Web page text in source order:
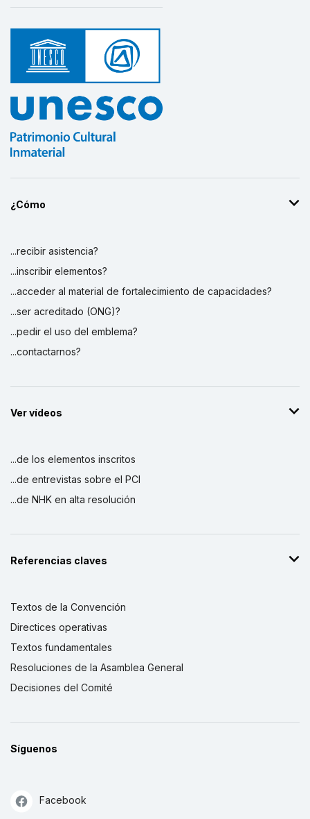
¿Cómo
...recibir asistencia?
...inscribir elementos?
...acceder al material de fortalecimiento de capacidades?
...ser acreditado (ONG)?
...pedir el uso del emblema?
...contactarnos?
Ver vídeos
...de los elementos inscritos
...de entrevistas sobre el PCI
...de NHK en alta resolución
Referencias claves
Textos de la Convención
Directices operativas
Textos fundamentales
Resoluciones de la Asamblea General
Decisiones del Comité
Síguenos
Facebook